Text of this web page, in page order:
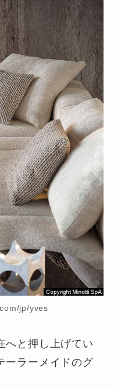
jp/yves
へと押し上げてい
ーラーメイドのグ